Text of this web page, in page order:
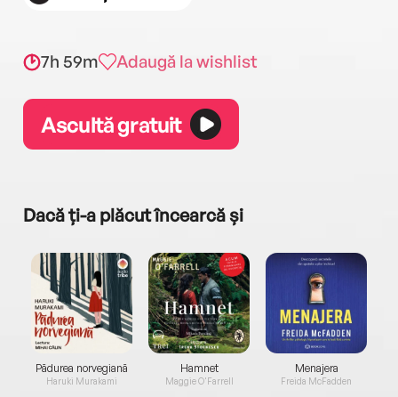
7h 59m Adaugă la wishlist
Ascultă gratuit
Dacă ți-a plăcut încearcă și
Pădurea norvegiană
Haruki Murakami
Hamnet
Maggie O'Farrell
Menajera
Freida McFadden